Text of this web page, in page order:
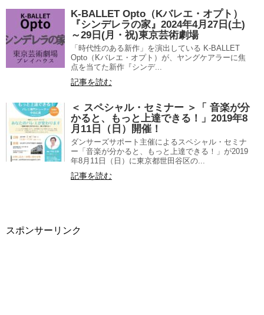
K-BALLET Opto（Kバレエ・オプト）
『シンデレラの家』2024年4月27日(土)
～29日(月・祝)東京芸術劇場
「時代性のある新作」を演出している K-BALLET
Opto（Kバレエ・オプト）が、ヤングケアラーに焦
点を当てた新作『シンデ...
記事を読む
＜ スペシャル・セミナー ＞「 音楽が分
かると、もっと上達できる！」2019年8
月11日（日）開催！
ダンサーズサポート主催によるスペシャル・セミナ
ー「音楽が分かると、もっと上達できる！」が2019
年8月11日（日）に東京都世田谷区の...
記事を読む
スポンサーリンク